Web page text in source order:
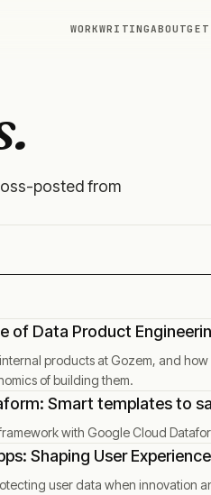
WORKWRITINGABOUT
posted from
of Data Product
products at Gozem, and how
of building them.
Smart templates to
with Google Cloud
Shaping User
user data when innovation